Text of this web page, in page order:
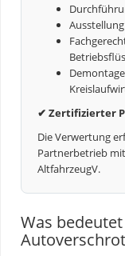
✔ Zertifizierter
Die Verwertung
Partnerbetrieb
AltfahrzeugV.
Was